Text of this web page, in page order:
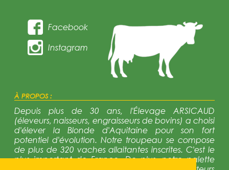
Facebook
Instagram
À PROPOS :
Depuis plus de 30 ans, l'Élevage ARSICAUD
(éleveurs, naisseurs, engraisseurs de bovins) a choisi
d'élever la Blonde d'Aquitaine pour son fort
potentiel d'évolution. Notre troupeau se compose
de plus de 320 vaches allaitantes inscrites. C'est le
plus important de France. De plus, notre palette